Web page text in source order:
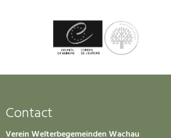
Contact
Verein Welterbegemeinden Wachau